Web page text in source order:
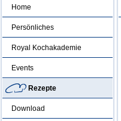
Home
Persönliches
Royal Kochakademie
Events
Rezepte
Download